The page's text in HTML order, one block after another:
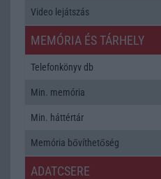
Video lejátszás
MEMÓRIA ÉS TÁRHELY
Telefonkönyv db
Min. memória
Min. háttértár
Memória bővíthetőség
ADATCSERE